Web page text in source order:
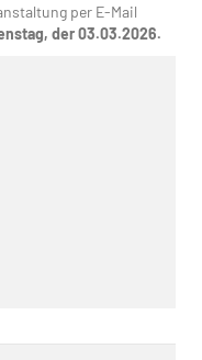
per E-Mail
der 03.03.2026.